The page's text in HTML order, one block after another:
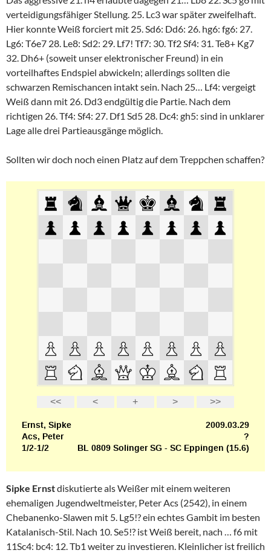
verteidigungsfähiger Stellung. 25. Lc3 war später zweifelhaft.
Hier konnte Weiß forciert mit 25. Sd6: Dd6: 26. hg6: fg6: 27.
Lg6: T6e7 28. Le8: Sd2: 29. Lf7! Tf7: 30. Tf2 Sf4: 31. Te8+ Kg7
32. Dh6+ (soweit unser elektronischer Freund) in ein
vorteilhaftes Endspiel abwickeln; allerdings sollten die
schwarzen Remischancen intakt sein. Nach 25… Lf4: vergeigt
Weiß dann mit 26. Dd3 endgültig die Partie. Nach dem
richtigen 26. Tf4: Sf4: 27. Df1 Sd5 28. Dc4: gh5: sind in unklarer
Lage alle drei Partieausgänge möglich.
Sollten wir doch noch einen Platz auf dem Treppchen schaffen?
Sipke Ernstdiskutierte als Weißer mit einem weiteren
ehemaligen Jugendweltmeister, Peter Acs (2542), in einem
Chebanenko-Slawen mit 5. Lg5!? ein echtes Gambit im besten
Katalanisch-Stil. Nach 10. Se5!? ist Weiß bereit, nach … f6 mit
11Sc4: bc4: 12. Tb1 weiter zu investieren. Kleinlicher ist freilich